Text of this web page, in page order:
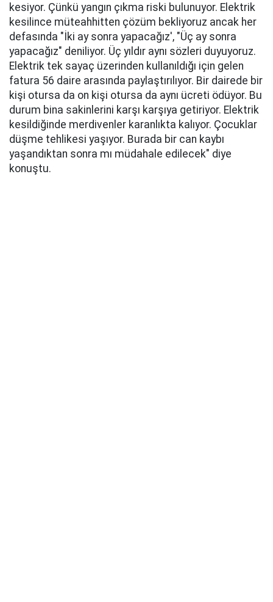
kesiyor. Çünkü yangın çıkma riski bulunuyor. Elektrik
kesilince müteahhitten çözüm bekliyoruz ancak her
defasında "İki ay sonra yapacağız', "Üç ay sonra
yapacağız" deniliyor. Üç yıldır aynı sözleri duyuyoruz.
Elektrik tek sayaç üzerinden kullanıldığı için gelen
fatura 56 daire arasında paylaştırılıyor. Bir dairede bir
kişi otursa da on kişi otursa da aynı ücreti ödüyor. Bu
durum bina sakinlerini karşı karşıya getiriyor. Elektrik
kesildiğinde merdivenler karanlıkta kalıyor. Çocuklar
düşme tehlikesi yaşıyor. Burada bir can kaybı
yaşandıktan sonra mı müdahale edilecek" diye
konuştu.